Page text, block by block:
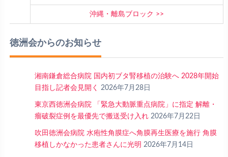
沖縄・離島ブロック
徳洲会からのお知らせ
湘南鎌倉総合病院 国内初ブタ腎移植の治験へ 2028年開始
目指し記者会見開く
2026年7月28日
東京西徳洲会病院 「緊急大動脈重点病院」に指定 解離・
瘤破裂症例を最優先で搬送受け入れ 2026年7月22日
吹田徳洲会病院 水疱性角膜症へ角膜再生医療を施行 角膜
移植しかなかった患者さんに光明 2026年7月14日